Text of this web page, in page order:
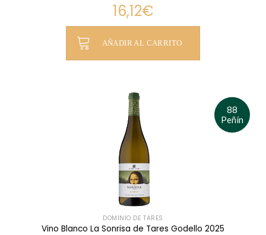
16,12€
AÑADIR AL CARRITO
88
Peñín
DOMINIO DE TARES
Vino Blanco La Sonrisa de Tares Godello 2025